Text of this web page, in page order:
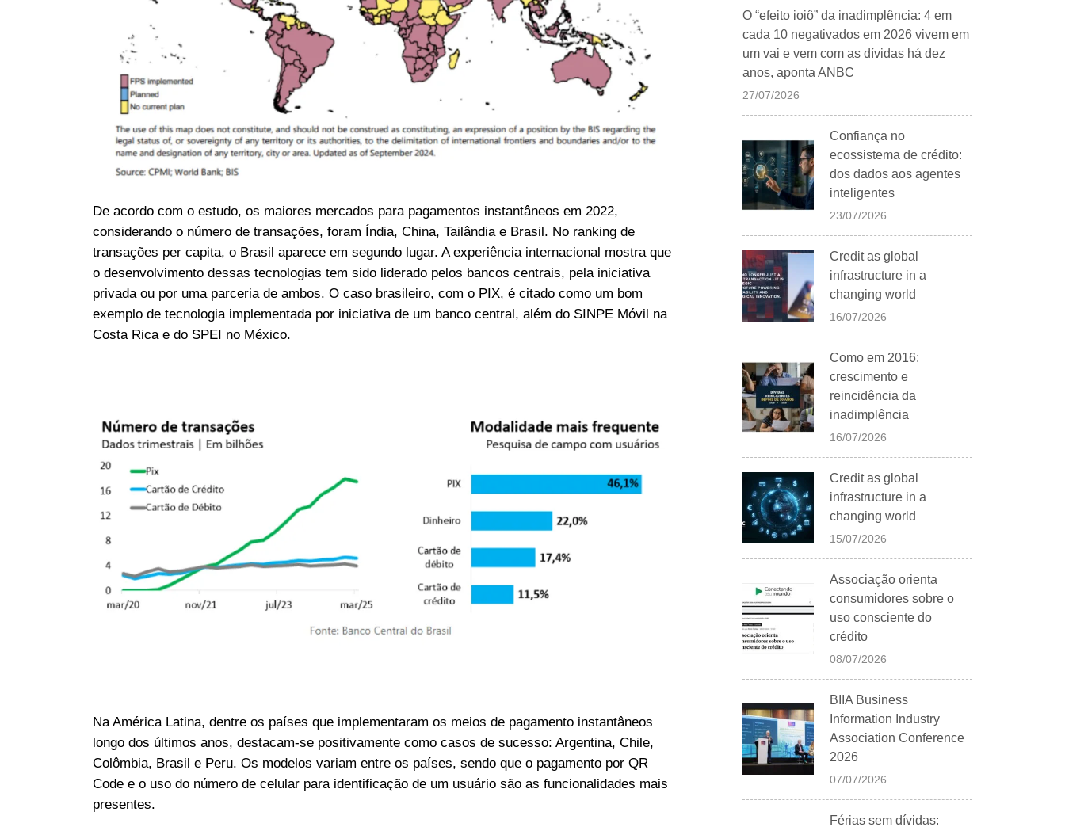
De acordo com o estudo, os maiores mercados para pagamentos instantâneos em 2022,
considerando o número de transações, foram Índia, China, Tailândia e Brasil. No ranking de
transações per capita, o Brasil aparece em segundo lugar. A experiência internacional mostra que
o desenvolvimento dessas tecnologias tem sido liderado pelos bancos centrais, pela iniciativa
privada ou por uma parceria de ambos. O caso brasileiro, com o PIX, é citado como um bom
exemplo de tecnologia implementada por iniciativa de um banco central, além do SINPE Móvil na
Costa Rica e do SPEI no México.
Na América Latina, dentre os países que implementaram os meios de pagamento instantâneos
longo dos últimos anos, destacam-se positivamente como casos de sucesso: Argentina, Chile,
Colômbia, Brasil e Peru. Os modelos variam entre os países, sendo que o pagamento por QR
Code e o uso do número de celular para identificação de um usuário são as funcionalidades mais
presentes.
O “efeito ioiô” da inadimplência: 4 em
cada 10 negativados em 2026 vivem em
um vai e vem com as dívidas há dez
anos, aponta ANBC
27/07/2026
Confiança no
ecossistema de crédito:
dos dados aos agentes
inteligentes
23/07/2026
Credit as global
infrastructure in a
changing world
16/07/2026
Como em 2016:
crescimento e
reincidência da
inadimplência
16/07/2026
Credit as global
infrastructure in a
changing world
15/07/2026
Associação orienta
consumidores sobre o
uso consciente do
crédito
08/07/2026
BIIA Business
Information Industry
Association Conference
2026
07/07/2026
Férias sem dívidas: